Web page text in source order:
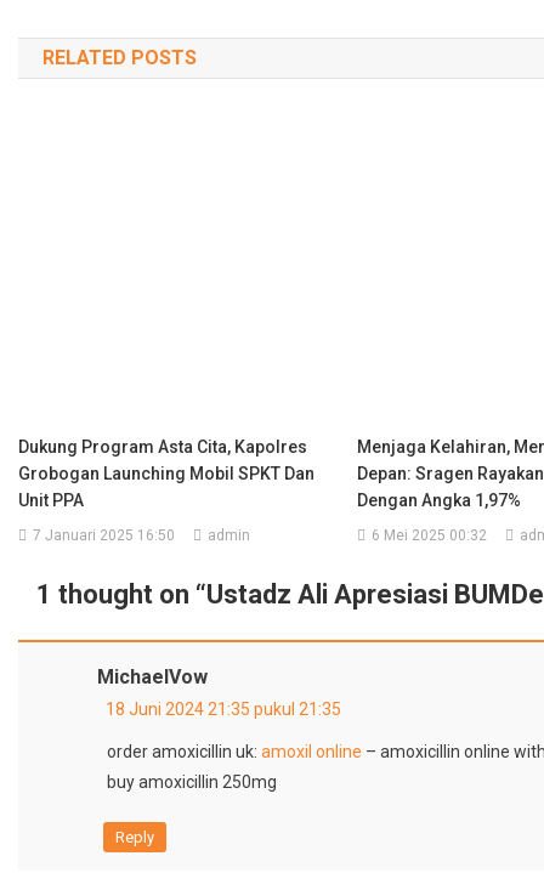
pos
RELATED POSTS
Dukung Program Asta Cita, Kapolres
Grobogan Launching Mobil SPKT Dan
Unit PPA
7 Januari 2025 16:50 admin
Menjaga Kelahiran,
Depan: Sragen
Dengan Angka 1,97%
6 Mei 2025 00:32
1 thought on “Ustadz Ali Apresiasi
MichaelVow
18 Juni 2024 21:35 pukul 21:35
order amoxicillin uk: amoxil online – amoxicillin online
buy amoxicillin 250mg
Reply